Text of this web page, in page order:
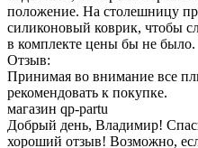
положение. На столешницу
силиконовый коврик, чтобы
в комплекте цены бы не было.
Отзыв:
Принимая во внимание все
рекомендовать к покупке.
магазин qp-partu
Добрый день, Владимир!
хороший отзыв! Возможно,